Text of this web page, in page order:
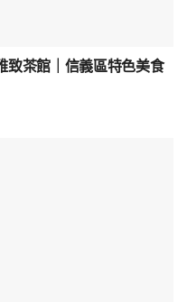
致茶館｜信義區特色美食